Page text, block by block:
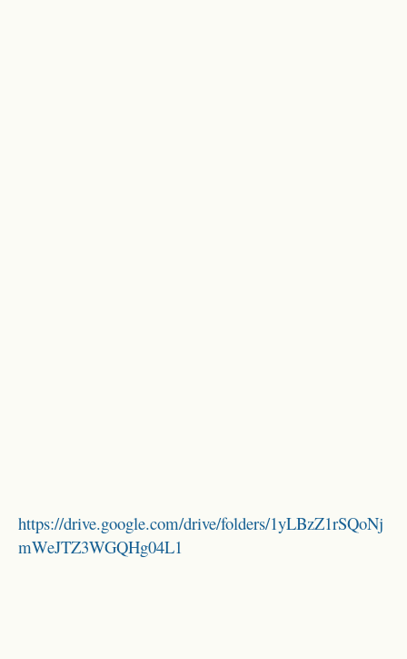
https://drive.google.com/drive/folders/1yLBzZ1rSQoNj
mWeJTZ3WGQHg04L1